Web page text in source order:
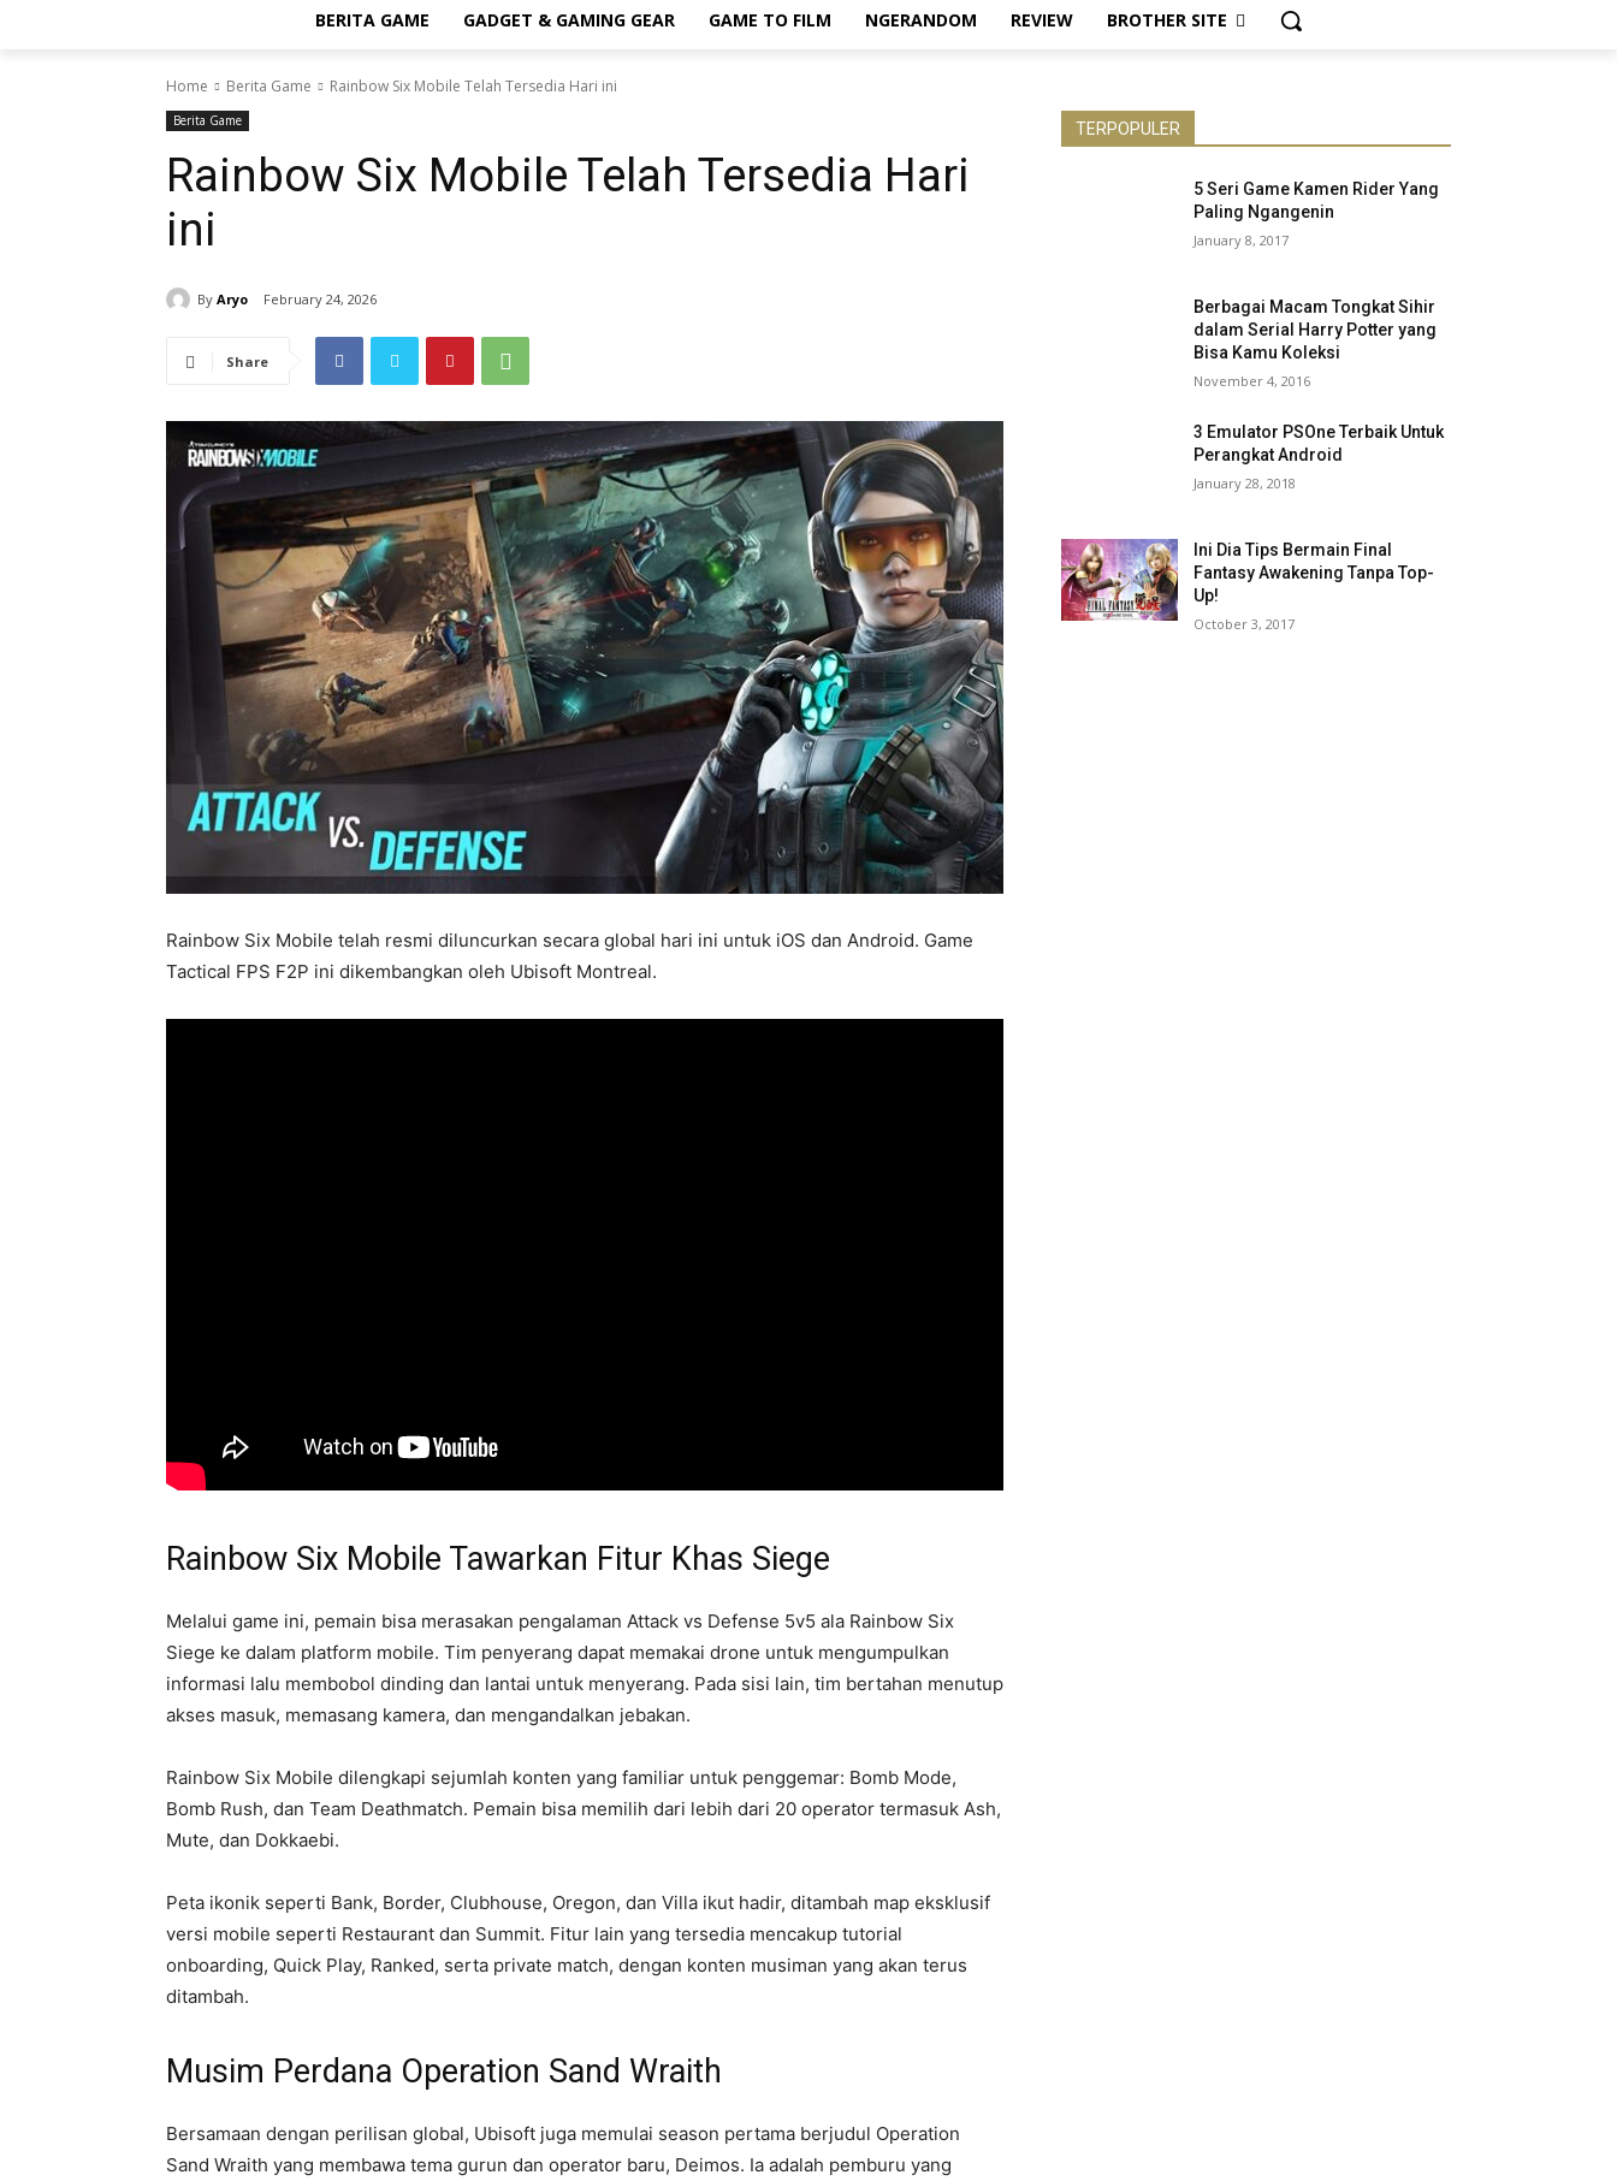
BERITA GAME GADGET & GAMING GEAR GAME TO FILM NGERANDOM REVIEW BROTHER SITE
Home Berita Game Rainbow Six Mobile Telah Tersedia Hari ini
Berita Game
Rainbow Six Mobile Telah Tersedia Hari
ini
By Aryo February 24, 2026
Share
Rainbow Six Mobile telah resmi diluncurkan secara global hari ini untuk iOS dan Android. Game
Tactical FPS F2P ini dikembangkan oleh Ubisoft Montreal.
Rainbow Six Mobile Tawarkan Fitur Khas Siege
Melalui game ini, pemain bisa merasakan pengalaman Attack vs Defense 5v5 ala Rainbow Six
Siege ke dalam platform mobile. Tim penyerang dapat memakai drone untuk mengumpulkan
informasi lalu membobol dinding dan lantai untuk menyerang. Pada sisi lain, tim bertahan menutup
akses masuk, memasang kamera, dan mengandalkan jebakan.
Rainbow Six Mobile dilengkapi sejumlah konten yang familiar untuk penggemar: Bomb Mode,
Bomb Rush, dan Team Deathmatch. Pemain bisa memilih dari lebih dari 20 operator termasuk Ash,
Mute, dan Dokkaebi.
Peta ikonik seperti Bank, Border, Clubhouse, Oregon, dan Villa ikut hadir, ditambah map eksklusif
versi mobile seperti Restaurant dan Summit. Fitur lain yang tersedia mencakup tutorial
onboarding, Quick Play, Ranked, serta private match, dengan konten musiman yang akan terus
ditambah.
Musim Perdana Operation Sand Wraith
Bersamaan dengan perilisan global, Ubisoft juga memulai season pertama berjudul Operation
Sand Wraith yang membawa tema gurun dan operator baru, Deimos. Ia adalah pemburu yang
TERPOPULER
5 Seri Game Kamen Rider Yang
Paling Ngangenin
January 8, 2017
Berbagai Macam Tongkat Sihir
dalam Serial Harry Potter yang
Bisa Kamu Koleksi
November 4, 2016
3 Emulator PSOne Terbaik Untuk
Perangkat Android
January 28, 2018
Ini Dia Tips Bermain Final
Fantasy Awakening Tanpa Top-
Up!
October 3, 2017